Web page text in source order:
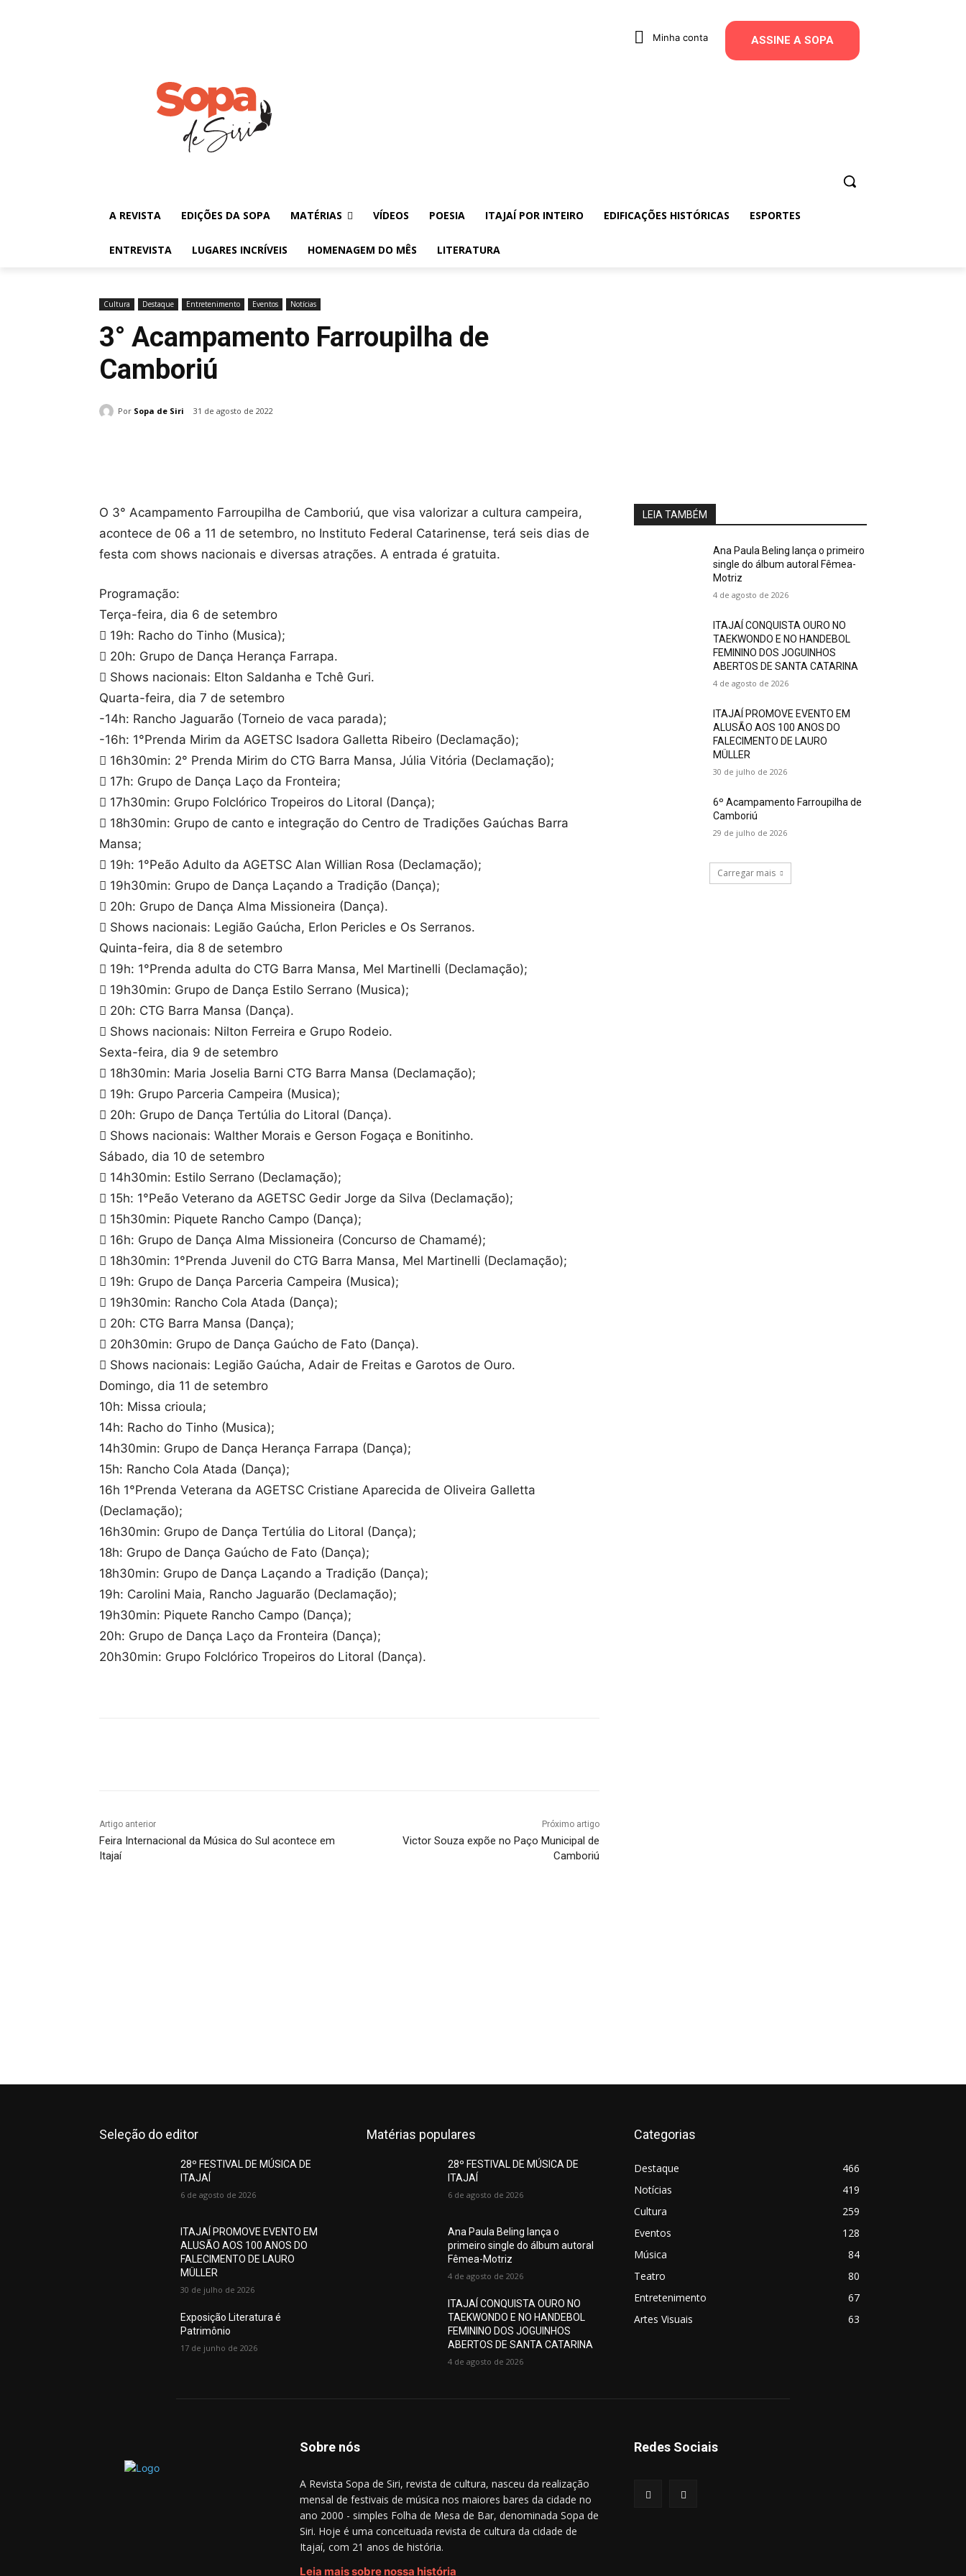
Minha conta ASSINE A SOPA
A REVISTA EDIÇÕES DA SOPA MATÉRIAS VÍDEOS POESIA ITAJAÍ POR INTEIRO EDIFICAÇÕES HISTÓRICAS ESPORTES
ENTREVISTA LUGARES INCRÍVEIS HOMENAGEM DO MÊS LITERATURA
Cultura Destaque Entretenimento Eventos Notícias
3° Acampamento Farroupilha de
Camboriú
Por Sopa de Siri 31 de agosto de 2022
O 3° Acampamento Farroupilha de Camboriú, que visa valorizar a cultura campeira,
acontece de 06 a 11 de setembro, no Instituto Federal Catarinense, terá seis dias de
festa com shows nacionais e diversas atrações. A entrada é gratuita.
Programação:
Terça-feira, dia 6 de setembro
 19h: Racho do Tinho (Musica);
 20h: Grupo de Dança Herança Farrapa.
 Shows nacionais: Elton Saldanha e Tchê Guri.
Quarta-feira, dia 7 de setembro
-14h: Rancho Jaguarão (Torneio de vaca parada);
-16h: 1°Prenda Mirim da AGETSC Isadora Galletta Ribeiro (Declamação);
 16h30min: 2° Prenda Mirim do CTG Barra Mansa, Júlia Vitória (Declamação);
 17h: Grupo de Dança Laço da Fronteira;
 17h30min: Grupo Folclórico Tropeiros do Litoral (Dança);
 18h30min: Grupo de canto e integração do Centro de Tradições Gaúchas Barra
Mansa;
 19h: 1°Peão Adulto da AGETSC Alan Willian Rosa (Declamação);
 19h30min: Grupo de Dança Laçando a Tradição (Dança);
 20h: Grupo de Dança Alma Missioneira (Dança).
 Shows nacionais: Legião Gaúcha, Erlon Pericles e Os Serranos.
Quinta-feira, dia 8 de setembro
 19h: 1°Prenda adulta do CTG Barra Mansa, Mel Martinelli (Declamação);
 19h30min: Grupo de Dança Estilo Serrano (Musica);
 20h: CTG Barra Mansa (Dança).
 Shows nacionais: Nilton Ferreira e Grupo Rodeio.
Sexta-feira, dia 9 de setembro
 18h30min: Maria Joselia Barni CTG Barra Mansa (Declamação);
 19h: Grupo Parceria Campeira (Musica);
 20h: Grupo de Dança Tertúlia do Litoral (Dança).
 Shows nacionais: Walther Morais e Gerson Fogaça e Bonitinho.
Sábado, dia 10 de setembro
 14h30min: Estilo Serrano (Declamação);
 15h: 1°Peão Veterano da AGETSC Gedir Jorge da Silva (Declamação);
 15h30min: Piquete Rancho Campo (Dança);
 16h: Grupo de Dança Alma Missioneira (Concurso de Chamamé);
 18h30min: 1°Prenda Juvenil do CTG Barra Mansa, Mel Martinelli (Declamação);
 19h: Grupo de Dança Parceria Campeira (Musica);
 19h30min: Rancho Cola Atada (Dança);
 20h: CTG Barra Mansa (Dança);
 20h30min: Grupo de Dança Gaúcho de Fato (Dança).
 Shows nacionais: Legião Gaúcha, Adair de Freitas e Garotos de Ouro.
Domingo, dia 11 de setembro
10h: Missa crioula;
14h: Racho do Tinho (Musica);
14h30min: Grupo de Dança Herança Farrapa (Dança);
15h: Rancho Cola Atada (Dança);
16h 1°Prenda Veterana da AGETSC Cristiane Aparecida de Oliveira Galletta
(Declamação);
16h30min: Grupo de Dança Tertúlia do Litoral (Dança);
18h: Grupo de Dança Gaúcho de Fato (Dança);
18h30min: Grupo de Dança Laçando a Tradição (Dança);
19h: Carolini Maia, Rancho Jaguarão (Declamação);
19h30min: Piquete Rancho Campo (Dança);
20h: Grupo de Dança Laço da Fronteira (Dança);
20h30min: Grupo Folclórico Tropeiros do Litoral (Dança).
Artigo anterior
Feira Internacional da Música do Sul acontece em
Itajaí
Próximo artigo
Victor Souza expõe no Paço Municipal de
Camboriú
LEIA TAMBÉM
Ana Paula Beling lança o primeiro
single do álbum autoral Fêmea-
Motriz
4 de agosto de 2026
ITAJAÍ CONQUISTA OURO NO
TAEKWONDO E NO HANDEBOL
FEMININO DOS JOGUINHOS
ABERTOS DE SANTA CATARINA
4 de agosto de 2026
ITAJAÍ PROMOVE EVENTO EM
ALUSÃO AOS 100 ANOS DO
FALECIMENTO DE LAURO
MÜLLER
30 de julho de 2026
6º Acampamento Farroupilha de
Camboriú
29 de julho de 2026
Carregar mais
Seleção do editor
28º FESTIVAL DE MÚSICA DE
ITAJAÍ
6 de agosto de 2026
ITAJAÍ PROMOVE EVENTO EM
ALUSÃO AOS 100 ANOS DO
FALECIMENTO DE LAURO
MÜLLER
30 de julho de 2026
Exposição Literatura é
Patrimônio
17 de junho de 2026
Matérias populares
28º FESTIVAL DE MÚSICA DE
ITAJAÍ
6 de agosto de 2026
Ana Paula Beling lança o
primeiro single do álbum autoral
Fêmea-Motriz
4 de agosto de 2026
ITAJAÍ CONQUISTA OURO NO
TAEKWONDO E NO HANDEBOL
FEMININO DOS JOGUINHOS
ABERTOS DE SANTA CATARINA
4 de agosto de 2026
Categorias
Destaque
466
Notícias
419
Cultura
259
Eventos
128
Música
84
Teatro
80
Entretenimento
67
Artes Visuais
63
Sobre nós
A Revista Sopa de Siri, revista de cultura, nasceu da realização
mensal de festivais de música nos maiores bares da cidade no
ano 2000 - simples Folha de Mesa de Bar, denominada Sopa de
Siri. Hoje é uma conceituada revista de cultura da cidade de
Itajaí, com 21 anos de história.
Leia mais sobre nossa história
Redes Sociais